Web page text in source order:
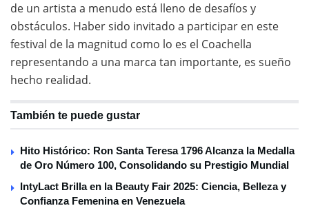
de un artista a menudo está lleno de desafíos y
obstáculos. Haber sido invitado a participar en este
festival de la magnitud como lo es el Coachella
representando a una marca tan importante, es sueño
hecho realidad.
También te puede gustar
Hito Histórico: Ron Santa Teresa 1796 Alcanza la Medalla
de Oro Número 100, Consolidando su Prestigio Mundial
IntyLact Brilla en la Beauty Fair 2025: Ciencia, Belleza y
Confianza Femenina en Venezuela